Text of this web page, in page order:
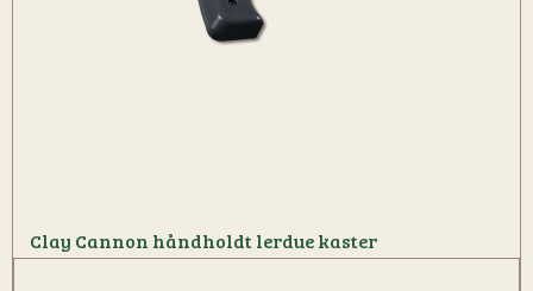
Clay Cannon håndholdt lerdue kaster